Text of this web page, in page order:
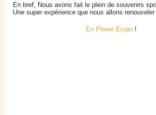
En bref, Nous avons fait le plein de souvenirs
Une super expérience que nous allons
En Pleine Ecran !